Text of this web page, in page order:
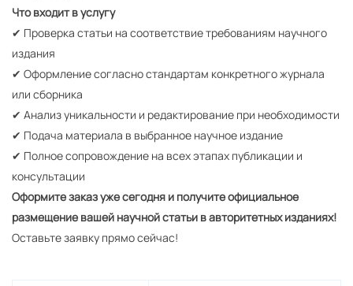
Что входит в услугу
✔ Проверка статьи на соответствие требованиям научного
издания
✔ Оформление согласно стандартам конкретного журнала
или сборника
✔ Анализ уникальности и редактирование при необходимости
✔ Подача материала в выбранное научное издание
✔ Полное сопровождение на всех этапах публикации и
консультации
Оформите заказ уже сегодня и получите официальное
размещение вашей научной статьи в авторитетных изданиях!
Оставьте заявку прямо сейчас!